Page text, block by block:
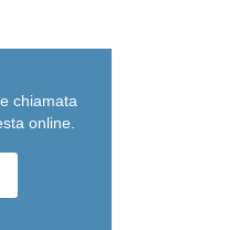
chiamata
online.